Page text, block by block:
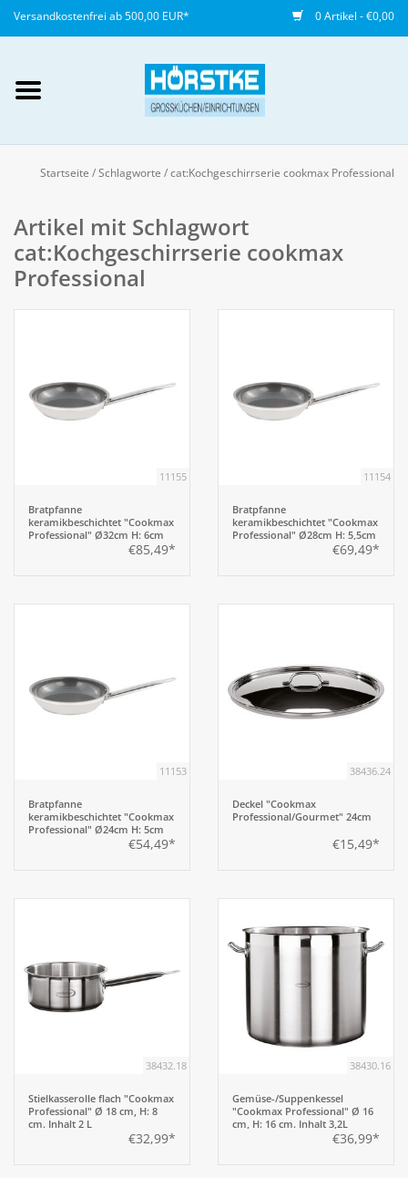
Versandkostenfrei ab 500,00 EUR* 0 Artikel - €0,00
anlegen
NEU
Fingerfood
Bar
Einrichtung
Küche
Küchenmöbel
Startseite /Schlagworte /cat:Kochgeschirrserie cookmax Professional
Artikel mit Schlagwort
cat:Kochgeschirrserie cookmax
Professional
11155
Bratpfanne
keramikbeschichtet "Cookmax
Professional" Ø32cm H: 6cm
€85,49*
11154
Bratpfanne
keramikbeschichtet "Cookmax
Professional" Ø28cm H: 5,5cm
€69,49*
11153
Bratpfanne
keramikbeschichtet "Cookmax
Professional" Ø24cm H: 5cm
€54,49*
38436.24
Deckel "Cookmax
Professional/Gourmet" 24cm
€15,49*
38432.18
Stielkasserolle flach "Cookmax
Professional" Ø 18 cm, H: 8
cm. Inhalt 2 L
€32,99*
38430.16
Gemüse-/Suppenkessel
"Cookmax Professional" Ø 16
cm, H: 16 cm. Inhalt 3,2L
€36,99*